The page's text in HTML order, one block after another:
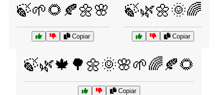
🍃🌱🌻🍂🌼🌸
Copiar
🍃🌿🌼🌞🌈
Copiar
🍃🌿🍁🌳🌼🌞🌸🌱🌈🍂🌻
Copiar